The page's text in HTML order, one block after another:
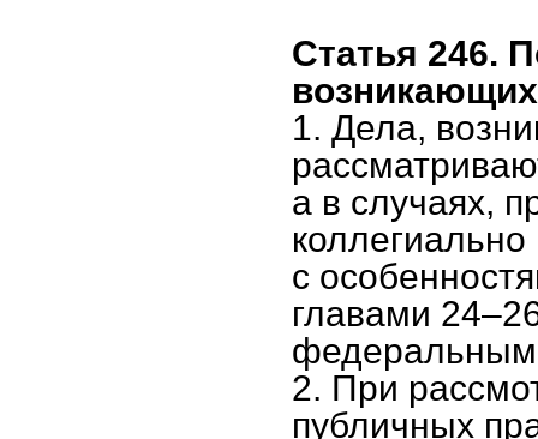
Статья 246.
1. Дела,
а в случаях,
с
главами
2. При
публичных